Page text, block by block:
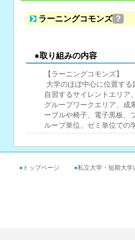
ラーニングコモンズ ？
●取り組みの内容
【ラーニングコモンズ】
大学のほぼ中心に位置す
自習するサイレントエリア
グループワークエリア、成
ーブルや椅子、電子黒板、
ループ単位、ゼミ単位での
● トップページ ●私立大学・短期大学